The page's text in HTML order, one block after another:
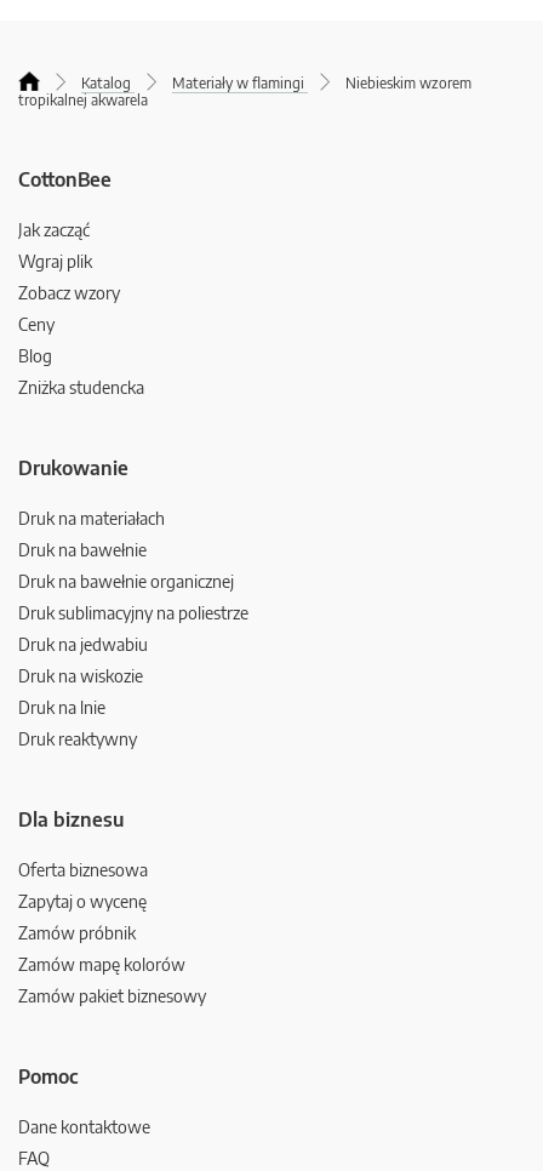
Katalog Materiały w flamingi
Niebieskim wzorem
tropikalnej akwarela
CottonBee
Jak zacząć
Wgraj plik
Zobacz wzory
Ceny
Blog
Zniżka studencka
Drukowanie
Druk na materiałach
Druk na bawełnie
Druk na bawełnie organicznej
Druk sublimacyjny na poliestrze
Druk na jedwabiu
Druk na wiskozie
Druk na lnie
Druk reaktywny
Dla biznesu
Oferta biznesowa
Zapytaj o wycenę
Zamów próbnik
Zamów mapę kolorów
Zamów pakiet biznesowy
Pomoc
Dane kontaktowe
FAQ